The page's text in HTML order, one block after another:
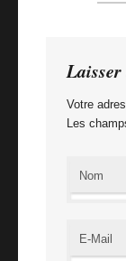
Votre
Les
Nom
E-Mail